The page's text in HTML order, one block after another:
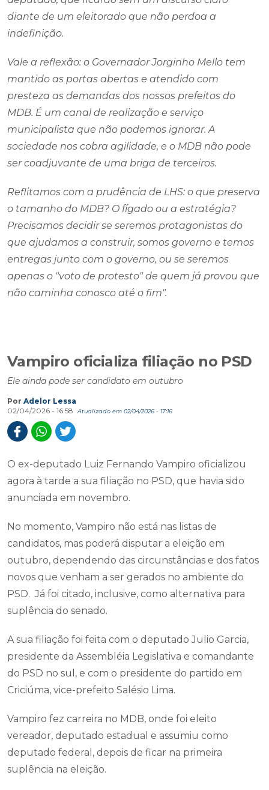
diante de um eleitorado que não perdoa a
indefinição.
Vale a reflexão: o Governador Jorginho Mello tem
mantido as portas abertas e atendido com
presteza as demandas dos nossos prefeitos do
MDB. É um canal de realização e serviço
municipalista que não podemos ignorar. A
sociedade nos cobra agilidade, e o MDB não pode
ser coadjuvante de uma briga de terceiros.
Reflitamos com a prudência de LHS: o que preserva
o tamanho do MDB? O fígado ou a estratégia?
Precisamos decidir se seremos protagonistas do
que ajudamos a construir, somos governo e temos
entregas junto com o governo, ou se seremos
apenas o "voto de protesto" de quem já provou que
não caminha conosco até o fim".
Vampiro oficializa filiação no PSD
Ele ainda pode ser candidato em outubro
Por Adelor Lessa
02/04/2026 - 16:58
Atualizado em 02/04/2026 - 17:16
O ex-deputado Luiz Fernando Vampiro oficializou
agora à tarde a sua filiação no PSD, que havia sido
anunciada em novembro.
No momento, Vampiro não está nas listas de
candidatos, mas poderá disputar a eleição em
outubro, dependendo das circunstâncias e dos fatos
novos que venham a ser gerados no ambiente do
PSD. Já foi citado, inclusive, como alternativa para
suplência do senado.
A sua filiação foi feita com o deputado Julio Garcia,
presidente da Assembléia Legislativa e comandante
do PSD no sul, e com o presidente do partido em
Criciúma, vice-prefeito Salésio Lima.
Vampiro fez carreira no MDB, onde foi eleito
vereador, deputado estadual e assumiu como
deputado federal, depois de ficar na primeira
suplência na eleição.